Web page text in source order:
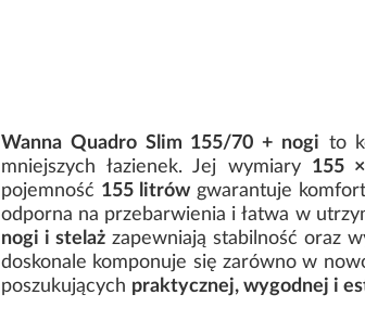
Wanna Quadro Slim 155/70 + nogi to
mniejszych łazienek. Jej wymiary 155
pojemność 155 litrówgwarantuje
odporna na przebarwienia i łatwa w
nogi i stelażzapewniają stabilność oraz
doskonale komponuje się zarówno w
poszukujących praktycznej, wygodnej i